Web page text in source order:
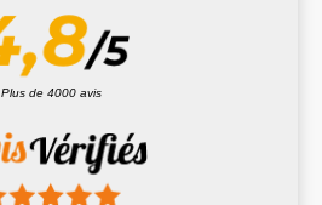
Plus de 4000 avis